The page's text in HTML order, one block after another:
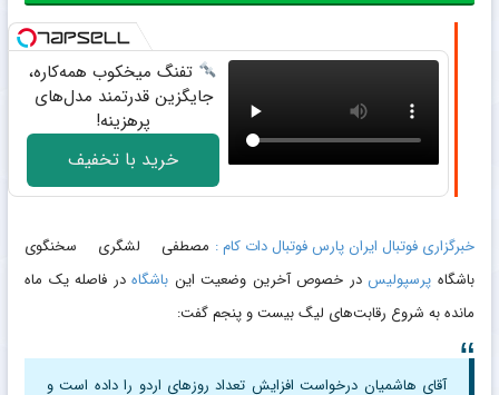
تفنگ میخکوب همه‌کاره،
جایگزین قدرتمند مدل‌های
پرهزینه!
خرید با تخفیف
خبرگزاری فوتبال ایران پارس فوتبال دات کام : مصطفی لشگری سخنگوی
باشگاه پرسپولیس در خصوص آخرین وضعیت این باشگاهدر فاصله یک ماه
مانده به شروع رقابت‌های لیگ بیست و پنجم گفت:
آقای هاشمیان درخواست افزایش تعداد روزهای اردو را داده است و